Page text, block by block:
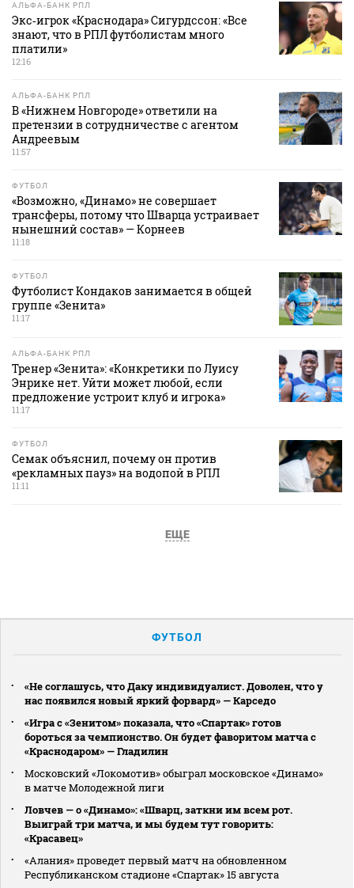
АЛЬФА-БАНК РПЛ
Экс‑игрок «Краснодара» Сигурдссон: «Все
знают, что в РПЛ футболистам много
платили»
12:16
АЛЬФА-БАНК РПЛ
В «Нижнем Новгороде» ответили на
претензии в сотрудничестве с агентом
Андреевым
11:57
ФУТБОЛ
«Возможно, «Динамо» не совершает
трансферы, потому что Шварца устраивает
нынешний состав» — Корнеев
11:18
ФУТБОЛ
Футболист Кондаков занимается в общей
группе «Зенита»
11:17
АЛЬФА-БАНК РПЛ
Тренер «Зенита»: «Конкретики по Луису
Энрике нет. Уйти может любой, если
предложение устроит клуб и игрока»
11:17
ФУТБОЛ
Семак объяснил, почему он против
«рекламных пауз» на водопой в РПЛ
11:11
ЕЩЕ
ФУТБОЛ
«Не соглашусь, что Даку индивидуалист. Доволен, что у
нас появился новый яркий форвард» — Карседо
«Игра с «Зенитом» показала, что «Спартак» готов
бороться за чемпионство. Он будет фаворитом матча с
«Краснодаром» — Гладилин
Московский «Локомотив» обыграл московское «Динамо»
в матче Молодежной лиги
Ловчев — о «Динамо»: «Шварц, заткни им всем рот.
Выиграй три матча, и мы будем тут говорить:
«Красавец»
«Алания» проведет первый матч на обновленном
Республиканском стадионе «Спартак» 15 августа